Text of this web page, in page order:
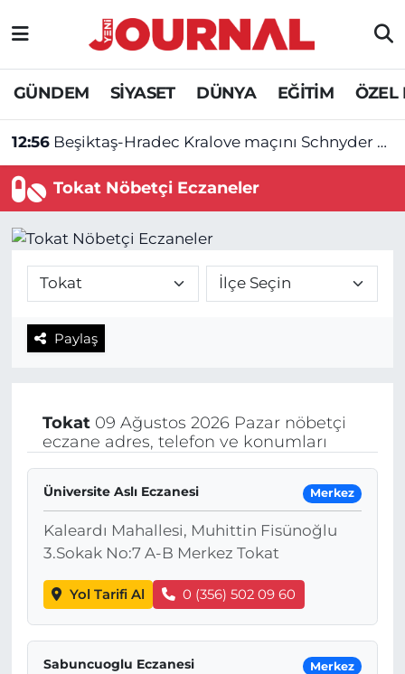
GÜNDEM SİYASET DÜNYA EĞİTİM ÖZEL
12:56 Beşiktaş-Hradec Kralove maçını Schnyder yönetecek!
Tokat Nöbetçi Eczaneler
Paylaş
Tokat09 Ağustos 2026 Pazar nöbetçi
eczane adres, telefon ve konumları
Üniversite Aslı Eczanesi Merkez
Kaleardı Mahallesi, Muhittin Fisünoğlu
3.Sokak No:7 A-B Merkez Tokat
Yol Tarifi Al 0 (356) 502 09 60
Sabuncuoglu Eczanesi Merkez
GÜNDEM
SİYASET
SAĞLIK
DÜNYA
ÖZEL HABER
Nöbetçi Eczaneler
Hava Durumu
Trafik Durumu
Süper Lig Puan Durumu ve Fikstür
Tüm Manşetler
Son Dakika Haberleri
Haber Arşivi